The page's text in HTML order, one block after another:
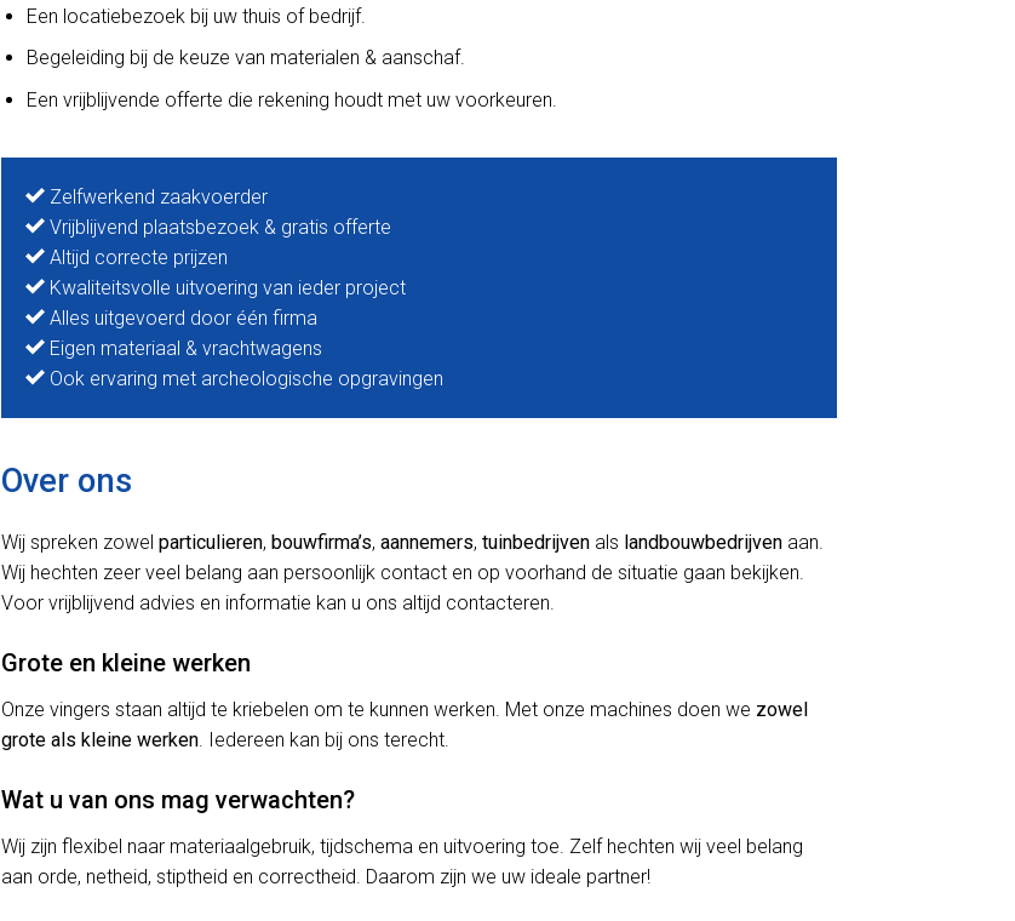
Een locatiebezoek bij uw thuis of bedrijf.
Begeleiding bij de keuze van materialen & aanschaf.
Een vrijblijvende offerte die rekening houdt met uw voorkeuren.
Zelfwerkend zaakvoerder
Vrijblijvend plaatsbezoek & gratis offerte
Altijd correcte prijzen
Kwaliteitsvolle uitvoering van ieder project
Alles uitgevoerd door één firma
Eigen materiaal & vrachtwagens
Ook ervaring met archeologische opgravingen
Over ons
Wij spreken zowel particulieren, bouwfirma’s, aannemers, tuinbedrijven als landbouwbedrijven aan.
Wij hechten zeer veel belang aan persoonlijk contact en op voorhand de situatie gaan bekijken.
Voor vrijblijvend advies en informatie kan u ons altijd contacteren.
Grote en kleine werken
Onze vingers staan altijd te kriebelen om te kunnen werken. Met onze machines doen we zowel
grote als kleine werken. Iedereen kan bij ons terecht.
Wat u van ons mag verwachten?
Wij zijn flexibel naar materiaalgebruik, tijdschema en uitvoering toe. Zelf hechten wij veel belang
aan orde, netheid, stiptheid en correctheid. Daarom zijn we uw ideale partner!